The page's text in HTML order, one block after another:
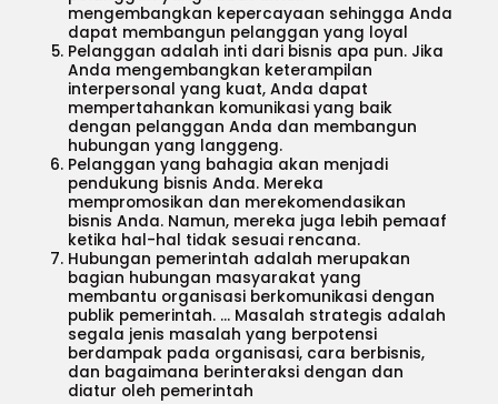
mengembangkan kepercayaan sehingga Anda
dapat membangun pelanggan yang loyal
Pelanggan adalah inti dari bisnis apa pun. Jika
Anda mengembangkan keterampilan
interpersonal yang kuat, Anda dapat
mempertahankan komunikasi yang baik
dengan pelanggan Anda dan membangun
hubungan yang langgeng.
Pelanggan yang bahagia akan menjadi
pendukung bisnis Anda. Mereka
mempromosikan dan merekomendasikan
bisnis Anda. Namun, mereka juga lebih pemaaf
ketika hal-hal tidak sesuai rencana.
Hubungan pemerintah adalah merupakan
bagian hubungan masyarakat yang
membantu organisasi berkomunikasi dengan
publik pemerintah. … Masalah strategis adalah
segala jenis masalah yang berpotensi
berdampak pada organisasi, cara berbisnis,
dan bagaimana berinteraksi dengan dan
diatur oleh pemerintah